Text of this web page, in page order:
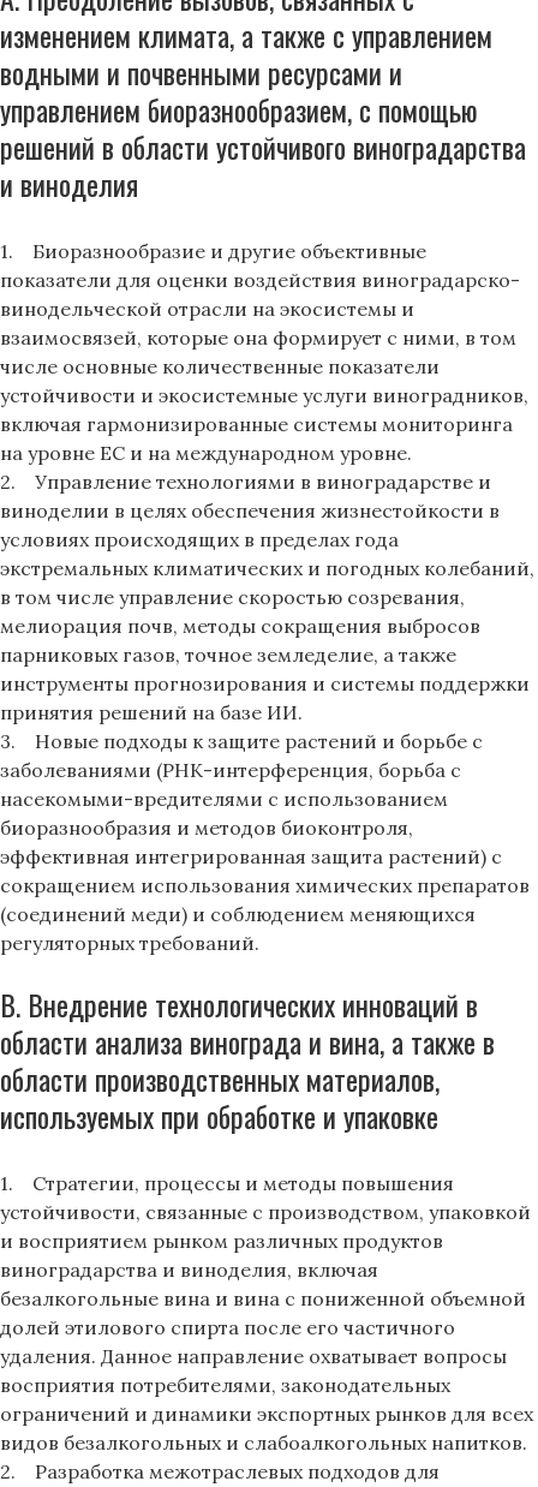
изменением климата, а также с управлением
водными и почвенными ресурсами и
управлением биоразнообразием, с помощью
решений в области устойчивого виноградарства
и виноделия
1. Биоразнообразие и другие объективные
показатели для оценки воздействия виноградарско-
винодельческой отрасли на экосистемы и
взаимосвязей, которые она формирует с ними, в том
числе основные количественные показатели
устойчивости и экосистемные услуги виноградников,
включая гармонизированные системы мониторинга
на уровне ЕС и на международном уровне.
2. Управление технологиями в виноградарстве и
виноделии в целях обеспечения жизнестойкости в
условиях происходящих в пределах года
экстремальных климатических и погодных колебаний,
в том числе управление скоростью созревания,
мелиорация почв, методы сокращения выбросов
парниковых газов, точное земледелие, а также
инструменты прогнозирования и системы поддержки
принятия решений на базе ИИ.
3. Новые подходы к защите растений и борьбе с
заболеваниями (РНК-интерференция, борьба с
насекомыми-вредителями с использованием
биоразнообразия и методов биоконтроля,
эффективная интегрированная защита растений) с
сокращением использования химических препаратов
(соединений меди) и соблюдением меняющихся
регуляторных требований.
В. Внедрение технологических инноваций в
области анализа винограда и вина, а также в
области производственных материалов,
используемых при обработке и упаковке
1. Стратегии, процессы и методы повышения
устойчивости, связанные с производством, упаковкой
и восприятием рынком различных продуктов
виноградарства и виноделия, включая
безалкогольные вина и вина с пониженной объемной
долей этилового спирта после его частичного
удаления. Данное направление охватывает вопросы
восприятия потребителями, законодательных
ограничений и динамики экспортных рынков для всех
видов безалкогольных и слабоалкогольных напитков.
2. Разработка межотраслевых подходов для